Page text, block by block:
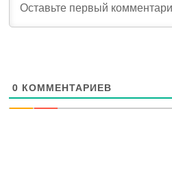
0 КОММЕНТАРИЕВ